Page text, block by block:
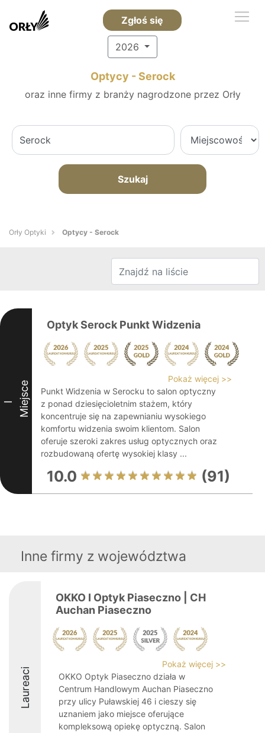
Zgłoś się
2026
Optycy - Serock
oraz inne firmy z branży nagrodzone przez Orły
Szukaj
Orły Optyki Optycy - Serock
I Miejsce
Optyk Serock Punkt Widzenia
Pokaż więcej >>
Punkt Widzenia w Serocku to salon optyczny
z ponad dziesięcioletnim stażem, który
koncentruje się na zapewnianiu wysokiego
komfortu widzenia swoim klientom. Salon
oferuje szeroki zakres usług optycznych oraz
rozbudowaną ofertę wysokiej klasy ...
10.0 (91)
Inne firmy z województwa
Laureaci
OKKO I Optyk Piaseczno | CH
Auchan Piaseczno
Pokaż więcej >>
OKKO Optyk Piaseczno działa w
Centrum Handlowym Auchan Piaseczno
przy ulicy Puławskiej 46 i cieszy się
uznaniem jako miejsce oferujące
kompleksową opiekę optyczną. Salon